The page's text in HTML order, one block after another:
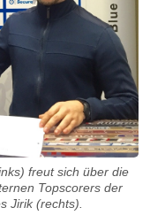
freut sich über die
Topscorers der
Jirik (rechts).